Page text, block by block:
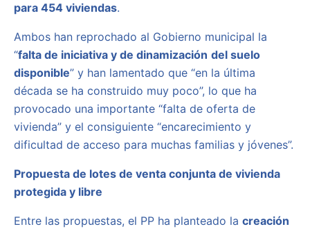
para 454 viviendas.
Ambos han reprochado al Gobierno municipal la
“falta de iniciativa y de dinamización del suelo
disponible” y han lamentado que “en la última
década se ha construido muy poco”, lo que ha
provocado una importante “falta de oferta de
vivienda” y el consiguiente “encarecimiento y
dificultad de acceso para muchas familias y jóvenes”.
Propuesta de lotes de venta conjunta de vivienda
protegida y libre
Entre las propuestas, el PP ha planteado la creación